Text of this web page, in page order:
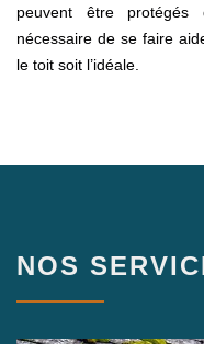
peuvent être
nécessaire de se faire
le toit soit l’idéale.
NOS